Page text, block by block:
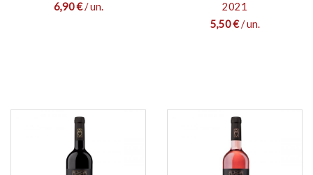
6,90 €/ un.
2021
5,50 €/ un.